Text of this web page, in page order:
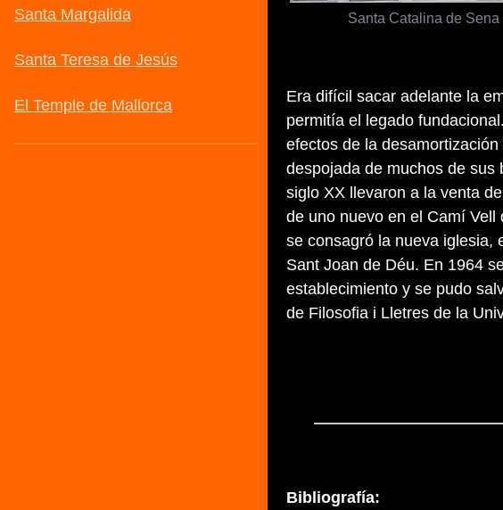
Santa Catalina de Sena
Era difícil sacar adelante la
permitía el legado
efectos de la
despojada de muchos de sus
siglo XX llevaron a la venta
de uno nuevo en el Camí
se consagró la nueva iglesia,
Sant Joan de Déu. En 1964
establecimiento y se pudo
de Filosofia i Lletres de la
Bibliografía: